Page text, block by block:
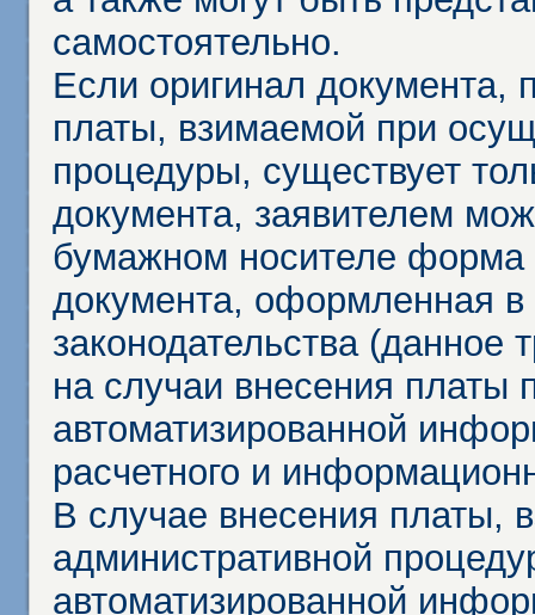
самостоятельно.
Если оригинал документа,
платы, взимаемой при
процедуры, существует
документа, заявителем
бумажном носителе форма
документа, оформленная в
законодательства (данное
на случаи внесения платы
автоматизированной
расчетного и
В случае внесения платы,
административной
автоматизированной